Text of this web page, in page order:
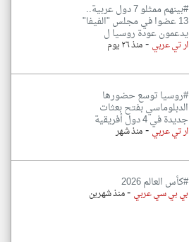
#بينهم ممثلو 7 دول عربية..
13 عضوا في مجلس "الفيفا"
يدعمون عودة روسيا ل
ار تي عربي-منذ ٢٦ يوم
#روسيا توسع حضورها
الدبلوماسي بفتح بعثات
جديدة في 4 دول أفريقية
ار تي عربي-منذ شهر
#كأس العالم 2026
بي بي سي عربي -منذ شهرين